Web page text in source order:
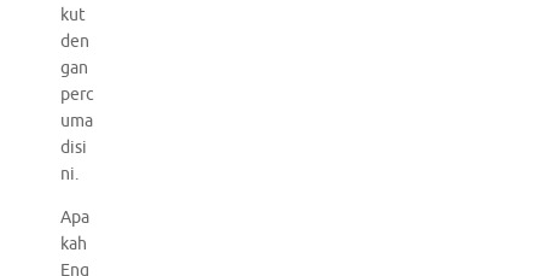
kut
den
gan
perc
uma
disi
ni.
Apa
kah
Eng